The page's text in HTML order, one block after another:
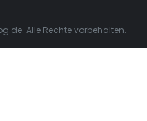
Alle Rechte vorbehalten.